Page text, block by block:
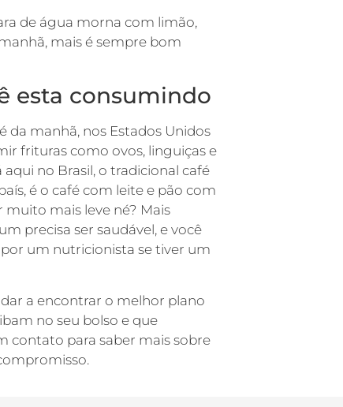
de água morna com limão,
mais é sempre bom
esta consumindo
da manhã, nos Estados Unidos
frituras como ovos, linguiças e
no Brasil, o tradicional café
é o café com leite e pão com
mais leve né? Mais
precisa ser saudável, e você
um nutricionista se tiver um
a encontrar o melhor plano
no seu bolso e que
contato para saber mais sobre